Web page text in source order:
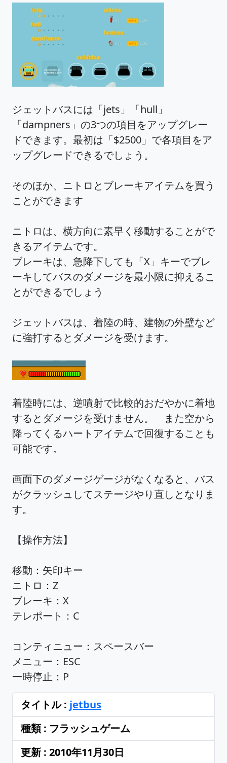
ジェットバスには「jets」「hull」
「dampners」の3つの項目をアップグレー
ドできます。最初は「$2500」で各項目をア
ップグレードできるでしょう。
そのほか、ニトロとブレーキアイテムを買う
ことができます
ニトロは、横方向に素早く移動することがで
きるアイテムです。
ブレーキは、急降下しても「X」キーでブレ
ーキしてバスのダメージを最小限に抑えるこ
とができるでしょう
ジェットバスは、着陸の時、建物の外壁など
に強打するとダメージを受けます。
着陸時には、逆噴射で比較的おだやかに着地
するとダメージを受けません。 また空から
降ってくるハートアイテムで回復することも
可能です。
画面下のダメージゲージがなくなると、バス
がクラッシュしてステージやり直しとなりま
す。
【操作方法】
移動：矢印キー
ニトロ：Z
ブレーキ：X
テレポート：C
コンティニュー：スペースバー
メニュー：ESC
一時停止：P
タイトル : jetbus
種類 : フラッシュゲーム
更新 : 2010年11月30日